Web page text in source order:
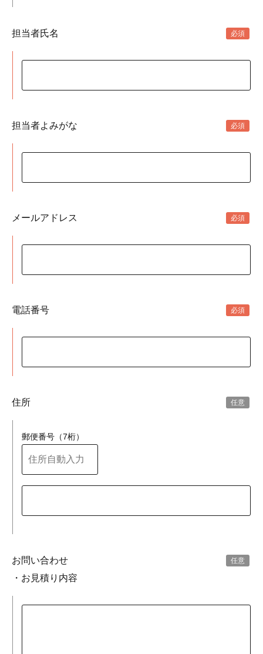
担当者氏名
担当者よみがな
メールアドレス
電話番号
住所
郵便番号（7桁）
お問い合わせ
・お見積り内容